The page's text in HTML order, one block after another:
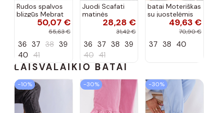
Rudos spalvos
blizgūs Mebrat
bateliai50,07 €
55,63 €
36 37 38 39
40 41
Juodi Scafati
matinės
apdailos bateliai
28,28 €
31,42 €
36 37 38 39
40 41
batai Moteriškas
su juostelėmis
su lako efektu
bordo spalvos
49,63 €
70,90 €
37 38 40
LAISVALAIKIO BATAI
−10% −30% −30%